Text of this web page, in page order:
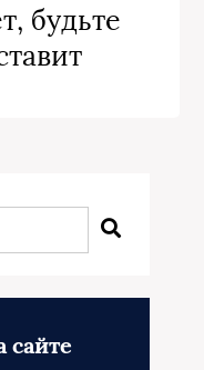
будьте
сайте